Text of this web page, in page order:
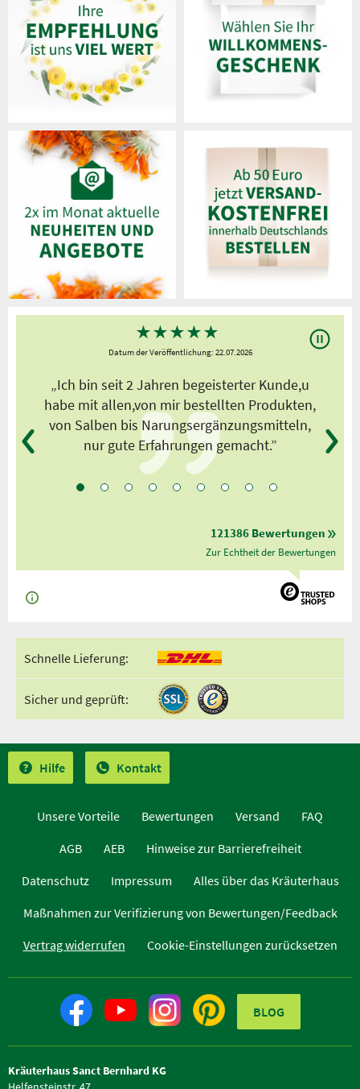
★★★★★
Datum der Veröffentlichung: 22.07.2026
„Ich bin seit 2 Jahren begeisterter Kunde,u
habe mit allen,von mir bestellten Produkten,
von Salben bis Narungsergänzungsmitteln,
nur gute Erfahrungen gemacht.”
121386 Bewertungen
Zur Echtheit der Bewertungen
Schnelle Lieferung:
Sicher und geprüft:
Hilfe Kontakt
Unsere Vorteile Bewertungen Versand
FAQ
AGB
AEB
Hinweise zur Barrierefreiheit
Datenschutz
Impressum
Alles über das Kräuterhaus
Maßnahmen zur Verifizierung von Bewertungen/Feedback
Vertrag widerrufen
Cookie-Einstellungen zurücksetzen
BLOG
Kräuterhaus Sanct Bernhard KG